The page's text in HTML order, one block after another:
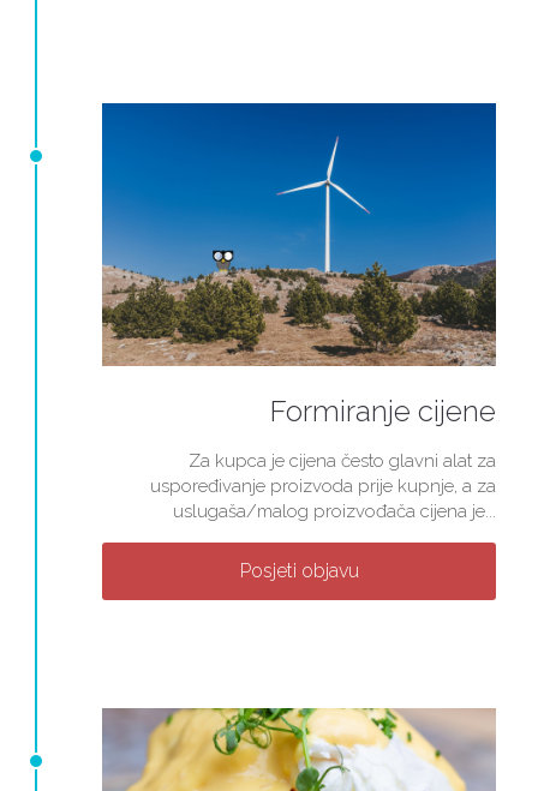
Formiranje cijene
Za kupca je cijena često glavni alat za
uspoređivanje proizvoda prije kupnje, a za
uslugaša/malog proizvođača cijena je...
Posjeti objavu